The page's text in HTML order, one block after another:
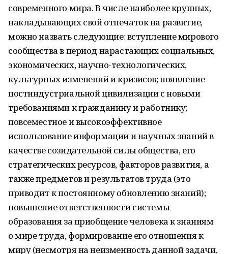
современного мира. В числе наиболее крупных,
накладывающих свой отпечаток на развитие,
можно назвать следующие: вступление мирового
сообщества в период нарастающих социальных,
экономических, научно-технологических,
культурных изменений и кризисов; появление
постиндустриальной цивилизации с новыми
требованиями к гражданину и работнику;
повсеместное и высокоэффективное
использование информации и научных знаний в
качестве созидательной силы общества, его
стратегических ресурсов, факторов развития, а
также предметов и результатов труда (это
приводит к постоянному обновлению знаний);
повышение ответственности системы
образования за приобщение человека к знаниям
о мире труда, формирование его отношения к
миру (несмотря на неизменность данной задачи,